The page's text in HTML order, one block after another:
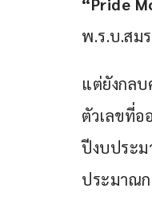
“Pride
พ.ร.บ.สม
แต่ยังกล
ตัวเลขที่อ
ปีงบประม
ประมาณก